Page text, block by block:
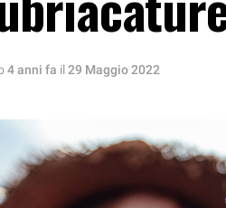
4 anni fa il29 Maggio 2022